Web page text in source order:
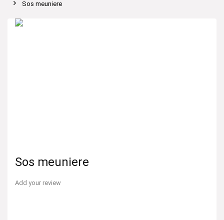
Sos meuniere
Sos meuniere
Add your review